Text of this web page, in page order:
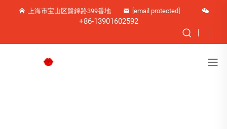
上海市宝山区盤錦路399番地 [email protected]
+86-13901602592